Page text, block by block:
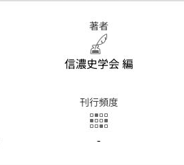
著者
信濃史学会 編
刊行頻度
-